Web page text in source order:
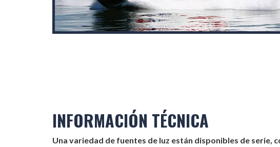
INFORMACIÓN TÉCNICA
Una variedad de fuentes de luz están disponibles de serie,